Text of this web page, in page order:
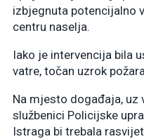
izbjegnuta potencijalno
centru naselja.
Iako je intervencija bila
vatre, točan uzrok
Na mjesto događaja, uz
službenici Policijske
Istraga bi trebala